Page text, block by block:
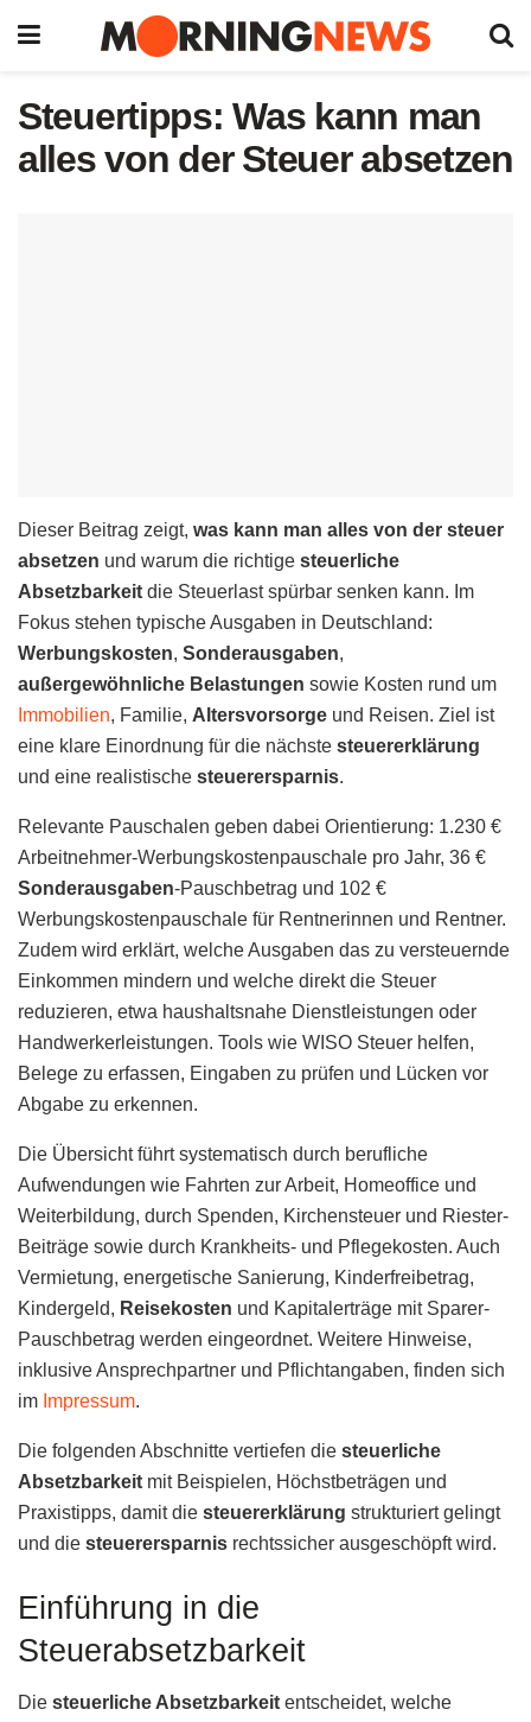
Steuertipps: Was kann man
alles von der Steuer absetzen
Dieser Beitrag zeigt, was kann man alles von der steuer
absetzen und warum die richtige steuerliche
Absetzbarkeit die Steuerlast spürbar senken kann. Im
Fokus stehen typische Ausgaben in Deutschland:
Werbungskosten, Sonderausgaben,
außergewöhnliche Belastungen sowie Kosten rund um
Immobilien, Familie, Altersvorsorge und Reisen. Ziel ist
eine klare Einordnung für die nächste steuererklärung
und eine realistische steuerersparnis.
Relevante Pauschalen geben dabei Orientierung: 1.230 €
Arbeitnehmer-Werbungskostenpauschale pro Jahr, 36 €
Sonderausgaben-Pauschbetrag und 102 €
Werbungskostenpauschale für Rentnerinnen und Rentner.
Zudem wird erklärt, welche Ausgaben das zu versteuernde
Einkommen mindern und welche direkt die Steuer
reduzieren, etwa haushaltsnahe Dienstleistungen oder
Handwerkerleistungen. Tools wie WISO Steuer helfen,
Belege zu erfassen, Eingaben zu prüfen und Lücken vor
Abgabe zu erkennen.
Die Übersicht führt systematisch durch berufliche
Aufwendungen wie Fahrten zur Arbeit, Homeoffice und
Weiterbildung, durch Spenden, Kirchensteuer und Riester-
Beiträge sowie durch Krankheits- und Pflegekosten. Auch
Vermietung, energetische Sanierung, Kinderfreibetrag,
Kindergeld, Reisekosten und Kapitalerträge mit Sparer-
Pauschbetrag werden eingeordnet. Weitere Hinweise,
inklusive Ansprechpartner und Pflichtangaben, finden sich
im Impressum.
Die folgenden Abschnitte vertiefen die steuerliche
Absetzbarkeit mit Beispielen, Höchstbeträgen und
Praxistipps, damit die steuererklärung strukturiert gelingt
und die steuerersparnis rechtssicher ausgeschöpft wird.
Einführung in die
Steuerabsetzbarkeit
Die steuerliche Absetzbarkeit entscheidet, welche